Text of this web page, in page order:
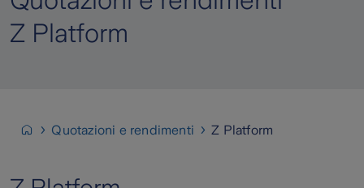
Z Platform
Quotazioni e rendimenti Z Platform